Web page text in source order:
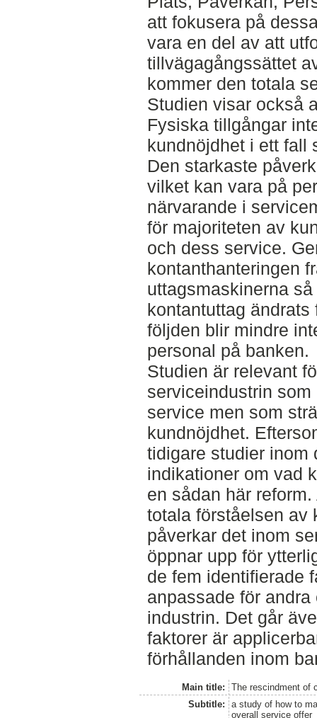
att fokusera på
vara en del av att
tillvägagångssättet
kommer den totala
Studien visar också
Fysiska tillgångar
kundnöjdhet i ett fall
Den starkaste
vilket kan vara på
närvarande i
för majoriteten av
och dess service.
kontanthanteringen
uttagsmaskinerna
kontantuttag
följden blir mindre
personal på banken.
Studien är relevant
serviceindustrin
service men som
kundnöjdhet.
tidigare studier inom
indikationer om vad
en sådan här
totala förståelsen av
påverkar det inom
öppnar upp för
de fem identifierade
anpassade för
industrin. Det går
faktorer är
förhållanden inom
Main title:
The rescindment of
Subtitle:
a study of how to
overall service offer